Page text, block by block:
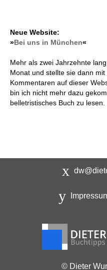
Neue Website:
»Bei uns in München«
Mehr als zwei Jahrzehnte
Monat und stellte sie dann
Kommentaren auf dieser
bin ich nicht mehr dazu
belletristisches Buch zu lesen.
© Dieter